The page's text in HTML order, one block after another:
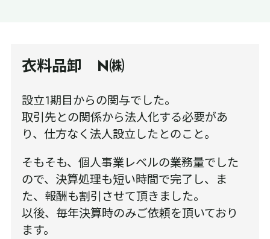
衣料品卸 N㈱
設立1期目からの関与でした。
取引先との関係から法人化する必要があ
り、仕方なく法人設立したとのこと。
そもそも、個人事業レベルの業務量でした
ので、決算処理も短い時間で完了し、ま
た、報酬も割引させて頂きました。
以後、毎年決算時のみご依頼を頂いており
ます。